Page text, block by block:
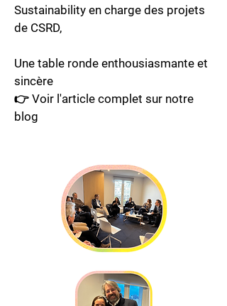
Sustainability en charge des projets
de CSRD,
Une table ronde enthousiasmante et
sincère​
​👉 Voir l'article complet sur notre
blog